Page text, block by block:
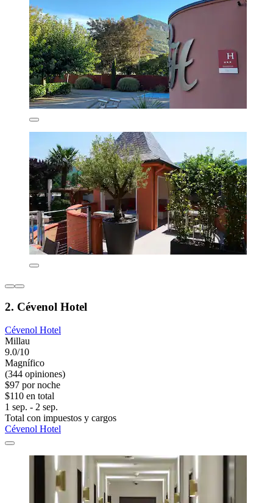
2. Cévenol Hotel
Cévenol Hotel
Millau
9.0/10
Magnífico
(344 opiniones)
$97 por noche
$110 en total
1 sep. - 2 sep.
Total con impuestos y cargos
Cévenol Hotel